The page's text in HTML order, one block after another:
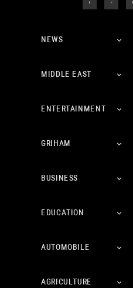
NEWS
MIDDLE EAST
ENTERTAINMENT
GRIHAM
BUSINESS
EDUCATION
AUTOMOBILE
AGRICULTURE